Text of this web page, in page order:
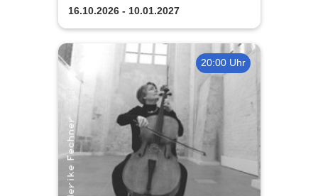
16.10.2026 - 10.01.2027
20:00 Uhr